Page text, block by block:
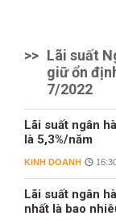
>> Lãi suất
giữ ổn
7/2022
Lãi suất ngân
là 5,3%/năm
KINH DOANH
Lãi suất ngân
nhất là bao